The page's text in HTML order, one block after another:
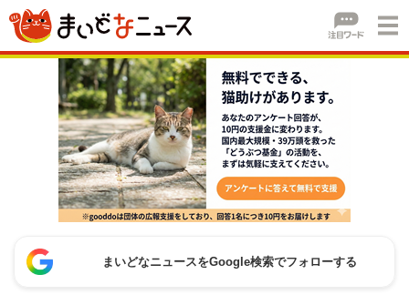
まいどなニュースをGoogle検索でフォローする